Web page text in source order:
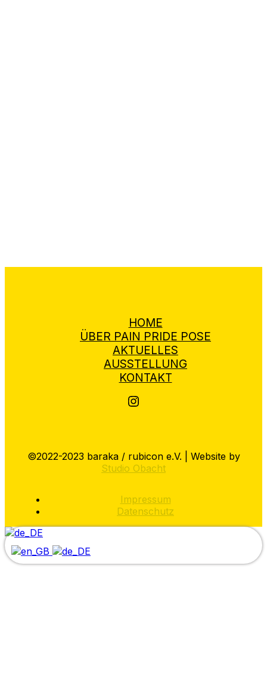
HOME
ÜBER PAIN PRIDE POSE
AKTUELLES
AUSSTELLUNG
KONTAKT
Pain Pride Pose auf Instagram
©2022-2023 baraka / rubicon e.V. | Website by
Studio Obacht
Impressum
Datenschutz